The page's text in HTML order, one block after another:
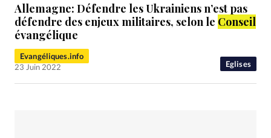
Eglises
Allemagne: Défendre les Ukrainiens n’est pas
défendre des enjeux militaires, selon le Conseil
évangélique
Evangéliques.info
23 Juin 2022